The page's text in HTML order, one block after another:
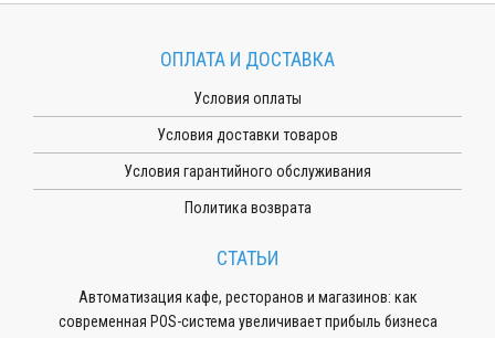
ОПЛАТА И ДОСТАВКА
Условия оплаты
Условия доставки товаров
Условия гарантийного обслуживания
Политика возврата
СТАТЬИ
Автоматизация кафе, ресторанов и магазинов: как
современная POS-система увеличивает прибыль бизнеса